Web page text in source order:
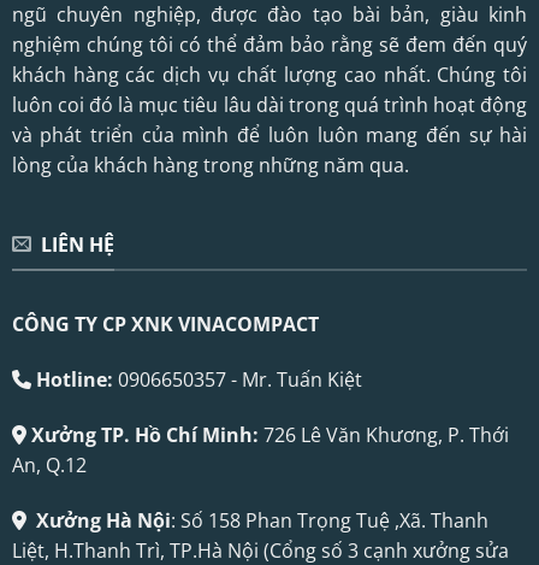
ngũ chuyên nghiệp, được đào tạo bài bản, giàu kinh
nghiệm chúng tôi có thể đảm bảo rằng sẽ đem đến quý
khách hàng các dịch vụ chất lượng cao nhất. Chúng tôi
luôn coi đó là mục tiêu lâu dài trong quá trình hoạt động
và phát triển của mình để luôn luôn mang đến sự hài
lòng của khách hàng trong những năm qua.
LIÊN HỆ
CÔNG TY CP XNK VINACOMPACT
Hotline: 0906650357 - Mr. Tuấn Kiệt
Xưởng TP. Hồ Chí Minh: 726 Lê Văn Khương, P. Thới
An, Q.12
Xưởng Hà Nội: Số 158 Phan Trọng Tuệ ,Xã. Thanh
Liệt, H.Thanh Trì, TP.Hà Nội (Cổng số 3 cạnh xưởng sửa